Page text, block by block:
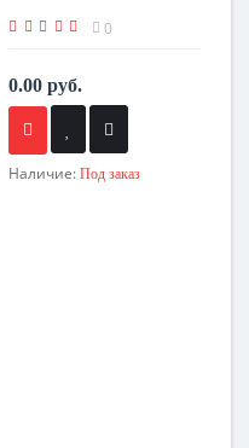
0
0.00 руб.
Наличие: Под заказ